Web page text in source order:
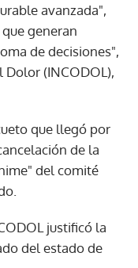
avanzada",
generan
de decisiones",
(INCODOL),
que llegó por
de la
del comité
justificó la
del estado de